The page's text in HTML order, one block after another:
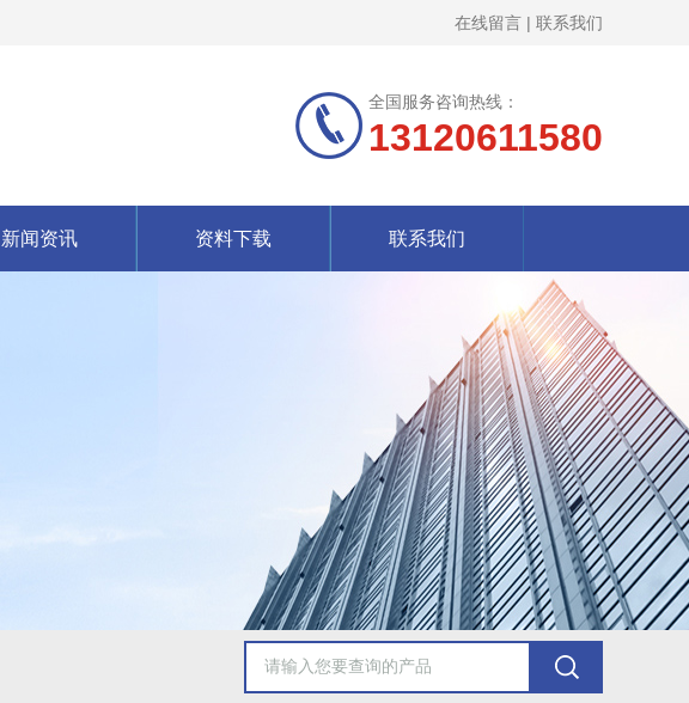
在线留言 | 联系我们
全国服务咨询热线：
13120611580
新闻资讯 资料下载 联系我们